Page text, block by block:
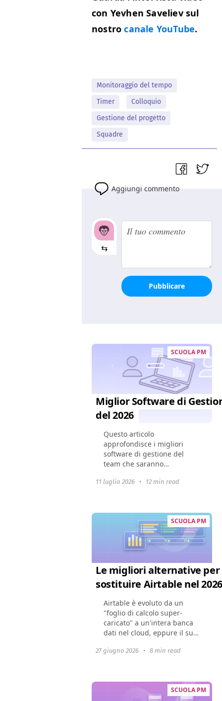
con Yevhen Saveliev sul
nos­trocanale YouTube.
Monitoraggio del tempo
Timer
Colloquio
Gestione del progetto
Squadre
Aggiungi commento
⇆
Pubblicare
SCUOLA PM
Miglior Software di
del 2026
Questo articolo
approfondisce i migliori
software di gestione del
team che saranno
come questi strumenti
migliorare la
collaborazione...
11 luglio 2026 • 12 min read
SCUOLA PM
Le migliori alternative per
sostituire Airtable nel 2026
Airtable è evoluto da un
"foglio di calcolo super-
caricato" a un'intera banca
dati nel cloud, eppure il suo
espansione ha fatto crescere
27 giugno 2026 • 8 min read
SCUOLA PM